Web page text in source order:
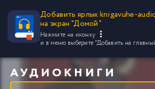
Добавить ярлык knigavuhe-
на экран "Домой"
Нажмите на иконку
и в меню выберите "Добавить на
АУДИОКНИГИ